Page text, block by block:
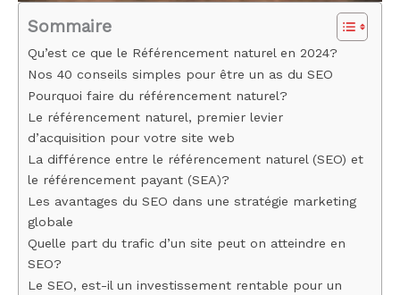
Sommaire
Qu’est ce que le Référencement naturel en 2024?
Nos 40 conseils simples pour être un as du SEO
Pourquoi faire du référencement naturel?
Le référencement naturel, premier levier
d’acquisition pour votre site web
La différence entre le référencement naturel (SEO) et
le référencement payant (SEA)?
Les avantages du SEO dans une stratégie marketing
globale
Quelle part du trafic d’un site peut on atteindre en
SEO?
Le SEO, est-il un investissement rentable pour un